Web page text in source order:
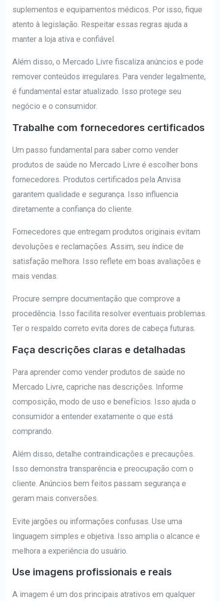
suplementos e equipamentos médicos. Por isso, fique
atento à legislação. Respeitar essas regras ajuda a
manter a loja ativa e confiável.
Além disso, o Mercado Livre fiscaliza anúncios e pode
remover conteúdos irregulares. Para vender legalmente,
é fundamental estar atualizado. Isso protege seu
negócio e o consumidor.
Trabalhe com fornecedores certificados
Um passo fundamental para saber como vender
produtos de saúde no Mercado Livre é escolher bons
fornecedores. Produtos certificados pela Anvisa
garantem qualidade e segurança. Isso influencia
diretamente a confiança do cliente.
Fornecedores que entregam produtos originais evitam
devoluções e reclamações. Assim, seu índice de
satisfação melhora. Isso reflete em boas avaliações e
mais vendas.
Procure sempre documentação que comprove a
procedência. Isso facilita resolver eventuais problemas.
Ter o respaldo correto evita dores de cabeça futuras.
Faça descrições claras e detalhadas
Para aprender como vender produtos de saúde no
Mercado Livre, capriche nas descrições. Informe
composição, modo de uso e benefícios. Isso ajuda o
consumidor a entender exatamente o que está
comprando.
Além disso, detalhe contraindicações e precauções.
Isso demonstra transparência e preocupação com o
cliente. Anúncios bem feitos passam segurança e
geram mais conversões.
Evite jargões ou informações confusas. Use uma
linguagem simples e objetiva. Isso amplia o alcance e
melhora a experiência do usuário.
Use imagens profissionais e reais
A imagem é um dos principais atrativos em qualquer